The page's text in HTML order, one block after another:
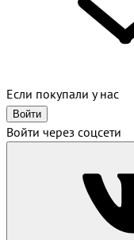
Если покупали у нас
Войти
Войти через соцсети